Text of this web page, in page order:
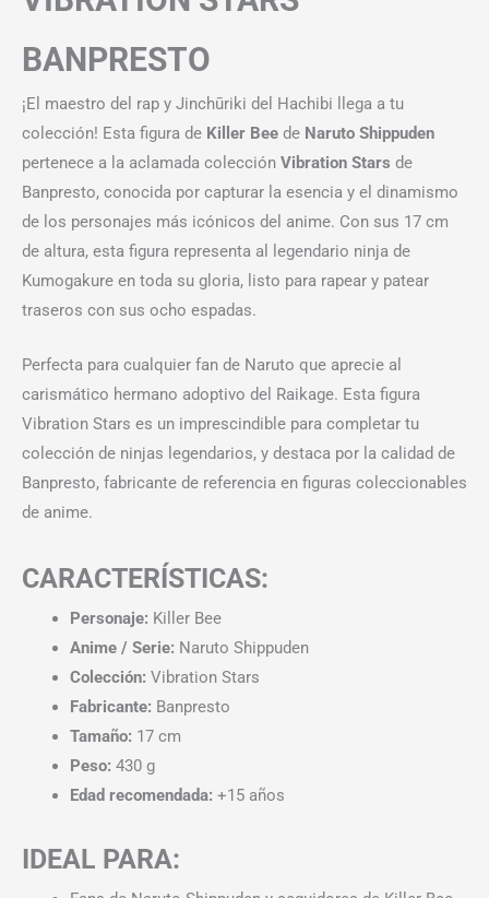
BANPRESTO
¡El maestro del rap y Jinchūriki del Hachibi llega a tu
colección! Esta figura de Killer Bee de Naruto Shippuden
pertenece a la aclamada colección Vibration Stars de
Banpresto, conocida por capturar la esencia y el dinamismo
de los personajes más icónicos del anime. Con sus 17 cm
de altura, esta figura representa al legendario ninja de
Kumogakure en toda su gloria, listo para rapear y patear
traseros con sus ocho espadas.
Perfecta para cualquier fan de Naruto que aprecie al
carismático hermano adoptivo del Raikage. Esta figura
Vibration Stars es un imprescindible para completar tu
colección de ninjas legendarios, y destaca por la calidad de
Banpresto, fabricante de referencia en figuras coleccionables
de anime.
CARACTERÍSTICAS:
Personaje: Killer Bee
Anime / Serie: Naruto Shippuden
Colección: Vibration Stars
Fabricante: Banpresto
Tamaño: 17 cm
Peso: 430 g
Edad recomendada: +15 años
IDEAL PARA: